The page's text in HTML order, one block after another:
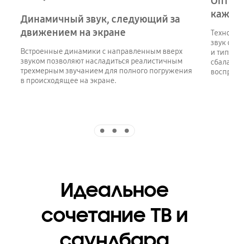
Динамичный звук, следующий за
движением на экране
Встроенные динамики с направленным вверх
звуком позволяют насладиться реалистичным
трехмерным звучанием для полного погружения
в происходящее на экране.
звук
и
Идеальное
сочетание ТВ и